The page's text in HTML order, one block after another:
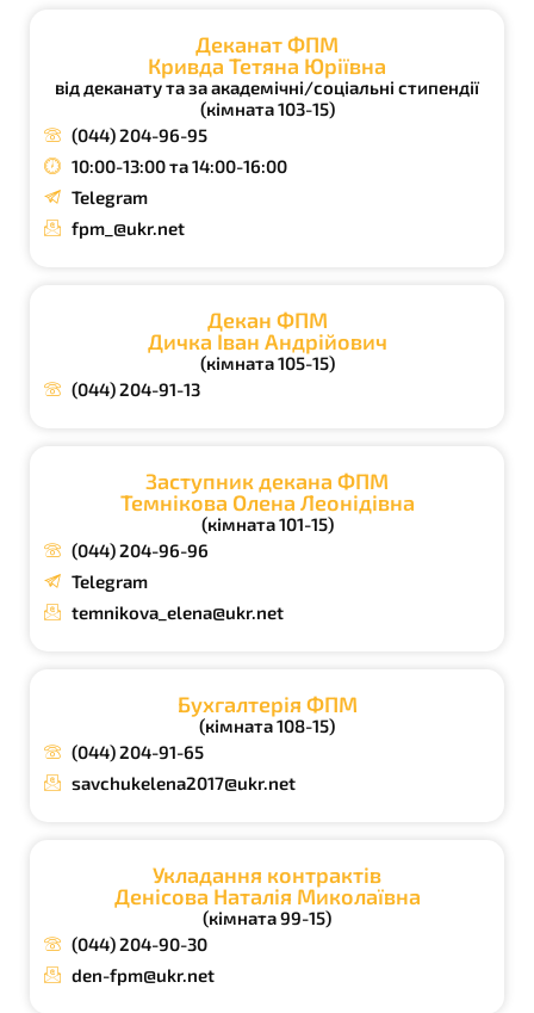
Деканат ФПМ
Кривда Тетяна Юріївна
від деканату та за академічні/соціальні стипендії
(кімната 103-15)
(044) 204-96-95
10:00-13:00 та 14:00-16:00
Telegram
fpm_@ukr.net
Декан ФПМ
Дичка Іван Андрійович
(кімната 105-15)
(044) 204-91-13
Заступник декана ФПМ
Темнікова Олена Леонідівна
(кімната 101-15)
(044) 204-96-96
Telegram
temnikova_elena@ukr.net
Бухгалтерія ФПМ
(кімната 108-15)
(044) 204-91-65
savchukelena2017@ukr.net
Укладання контрактів
Денісова Наталія Миколаївна
(кімната 99-15)
(044) 204-90-30
den-fpm@ukr.net